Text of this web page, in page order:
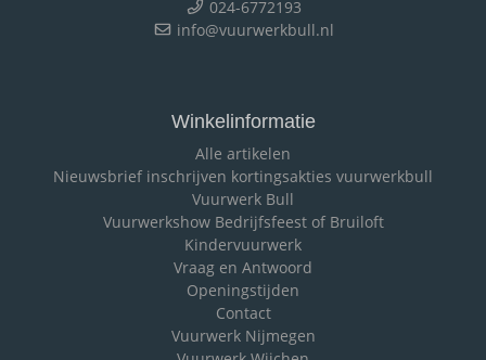
024-6772193
info@vuurwerkbull.nl
Winkelinformatie
Alle artikelen
Nieuwsbrief inschrijven kortingsakties vuurwerkbull
Vuurwerk Bull
Vuurwerkshow Bedrijfsfeest of Bruiloft
Kindervuurwerk
Vraag en Antwoord
Openingstijden
Contact
Vuurwerk Nijmegen